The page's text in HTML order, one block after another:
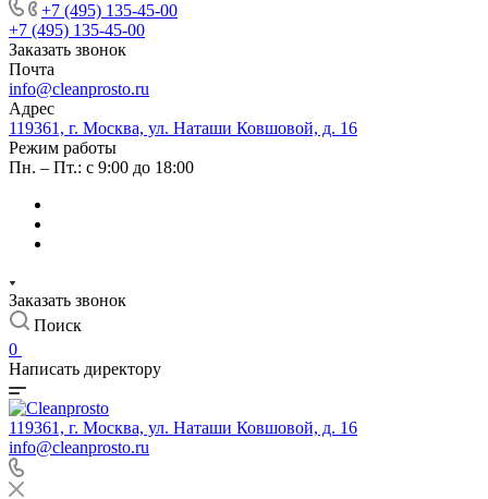
+7 (495) 135-45-00
+7 (495) 135-45-00
Заказать звонок
Почта
info@cleanprosto.ru
Адрес
119361, г. Москва, ул. Наташи Ковшовой, д. 16
Режим работы
Пн. – Пт.: с 9:00 до 18:00
Заказать звонок
Поиск
0
Написать директору
119361, г. Москва, ул. Наташи Ковшовой, д. 16
info@cleanprosto.ru